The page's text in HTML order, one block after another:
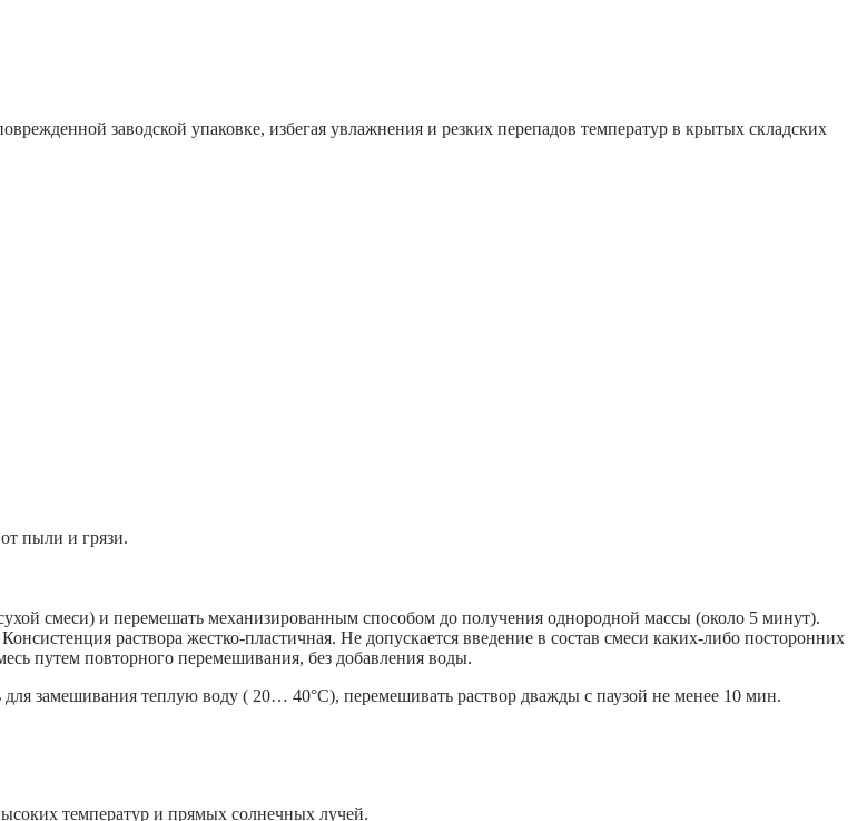
заводской упаковке, избегая увлажнения и резких перепадов температур в крытых складских
пыли и грязи.
смеси) и перемешать механизированным способом до получения однородной массы (около 5 минут).
раствора жестко-пластичная. Не допускается введение в состав смеси каких-либо посторонних
путем повторного перемешивания, без добавления воды.
замешивания теплую воду ( 20… 40°С), перемешивать раствор дважды с паузой не менее 10 мин.
температур и прямых солнечных лучей.